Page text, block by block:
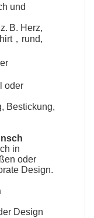
und
B. Herz,
，rund,
oder
Bestickung,
in
oder
Design.
Design